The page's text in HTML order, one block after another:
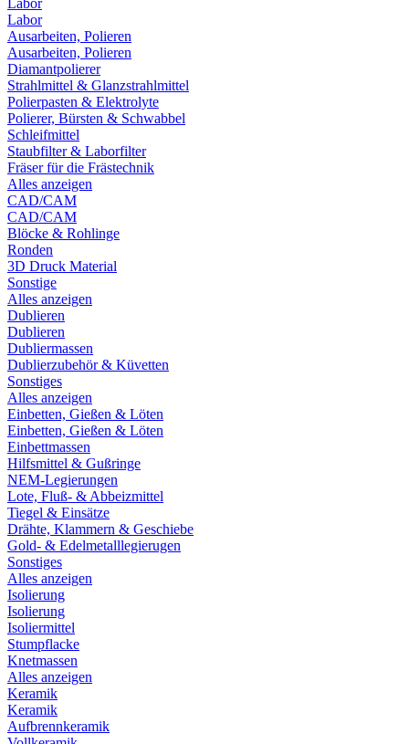
Labor
Labor
Ausarbeiten, Polieren
Ausarbeiten, Polieren
Diamantpolierer
Strahlmittel & Glanzstrahlmittel
Polierpasten & Elektrolyte
Polierer, Bürsten & Schwabbel
Schleifmittel
Staubfilter & Laborfilter
Fräser für die Frästechnik
Alles anzeigen
CAD/CAM
CAD/CAM
Blöcke & Rohlinge
Ronden
3D Druck Material
Sonstige
Alles anzeigen
Dublieren
Dublieren
Dubliermassen
Dublierzubehör & Küvetten
Sonstiges
Alles anzeigen
Einbetten, Gießen & Löten
Einbetten, Gießen & Löten
Einbettmassen
Hilfsmittel & Gußringe
NEM-Legierungen
Lote, Fluß- & Abbeizmittel
Tiegel & Einsätze
Drähte, Klammern & Geschiebe
Gold- & Edelmetalllegierugen
Sonstiges
Alles anzeigen
Isolierung
Isolierung
Isoliermittel
Stumpflacke
Knetmassen
Alles anzeigen
Keramik
Keramik
Aufbrennkeramik